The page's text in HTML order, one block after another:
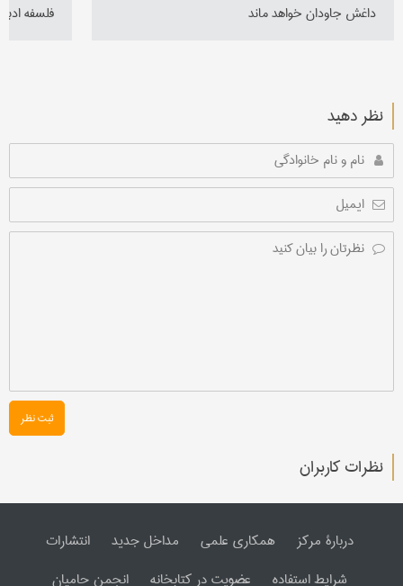
داغش جاودان خواهد ماند فلسفه
نظر دهید
ثبت نظر
نظرات کاربران
دربارۀ مرکز همکاری علمی مداخل جدید
انتشارات
شرایط استفاده
عضویت در کتابخانه انجمن حامیان